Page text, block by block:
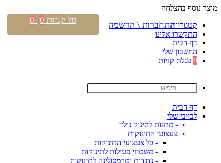
מוצר נוסף בהצלחה
קטגוריות
התקשרו אלינו
דף הבית
החשבון שלי
0 עגלת קניות
דף הבית
לבייבי שלי
- מתנות לתינוק נולד
צעצועי התינוקות
- כל צעצועי התינוקות
- משטחי פעילות לתינוקות
- נדנדות וטרמפולינה לתינוקות
התחברות \ הרשמה סל קניות 0
0